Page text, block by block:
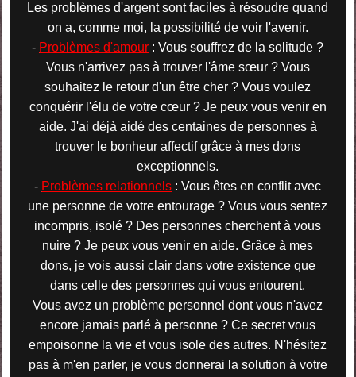
Les problèmes d'argent sont faciles à résoudre quand
on a, comme moi, la possibilité de voir l'avenir.
- Problèmes d'amour : Vous souffrez de la solitude ?
Vous n'arrivez pas à trouver l'âme sœur ? Vous
souhaitez le retour d'un être cher ? Vous voulez
conquérir l'élu de votre cœur ? Je peux vous venir en
aide. J'ai déjà aidé des centaines de personnes à
trouver le bonheur affectif grâce à mes dons
exceptionnels.
- Problèmes relationnels : Vous êtes en conflit avec
une personne de votre entourage ? Vous vous sentez
incompris, isolé ? Des personnes cherchent à vous
nuire ? Je peux vous venir en aide. Grâce à mes
dons, je vois aussi clair dans votre existence que
dans celle des personnes qui vous entourent.
Vous avez un problème personnel dont vous n'avez
encore jamais parlé à personne ? Ce secret vous
empoisonne la vie et vous isole des autres. N'hésitez
pas à m'en parler, je vous donnerai la solution à votre